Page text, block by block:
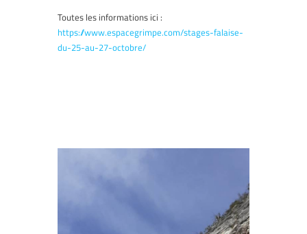
Toutes les informations ici :
https://www.espacegrimpe.com/stages-falaise-
du-25-au-27-octobre/